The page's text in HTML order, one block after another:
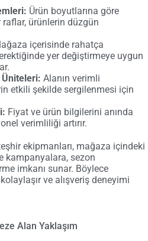
Ürün boyutlarına göre
ürünlerin düzgün
içerisinde rahatça
yer değiştirmeye uygun
Üniteleri: Alanın verimli
etkili şekilde sergilenmesi için
Fiyat ve ürün bilgilerini anında
verimliliği artırır.
ekipmanları, mağaza içindeki
kampanyalara, sezon
imkanı sunar. Böylece
ve alışveriş deneyimi
Alan Yaklaşım